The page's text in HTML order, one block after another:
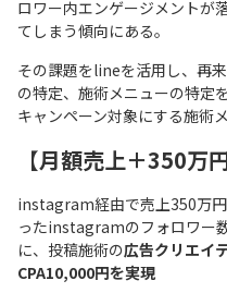
ロワー内エンゲージメントが
てしまう傾向にある。
その課題をlineを活用し、再
の特定、施術メニューの特定
キャンペーン対象にする施術
【月額売上＋350万
instagram経由で売上350万
ったinstagramのフォロワー
に、投稿施術の広告クリエイ
CPA10,000円を実現